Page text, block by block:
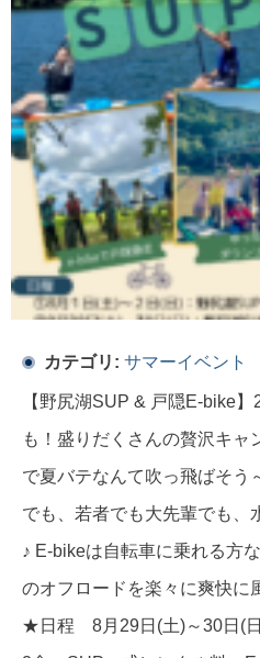
カテゴリ: サマーイベント
【野尻湖SUP & 戸隠E-bike
も！盛りだくさんの贅沢キャ
で夏バテなんて吹っ飛ばそう
でも、若者でも大先輩でも、
♪ E-bikeは自転車に乗れる方
のオフロードを楽々に爽快に
★日程 8月29日(土)～30日(